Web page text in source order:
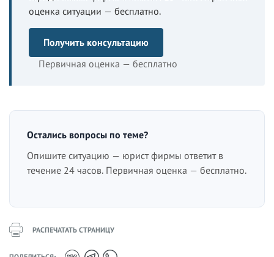
оценка ситуации — бесплатно.
Получить консультацию
Первичная оценка — бесплатно
Остались вопросы по теме?
Опишите ситуацию — юрист фирмы ответит в
течение 24 часов. Первичная оценка — бесплатно.
РАСПЕЧАТАТЬ СТРАНИЦУ